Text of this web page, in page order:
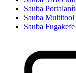
Sauba
Sauba Multitool
Sauba